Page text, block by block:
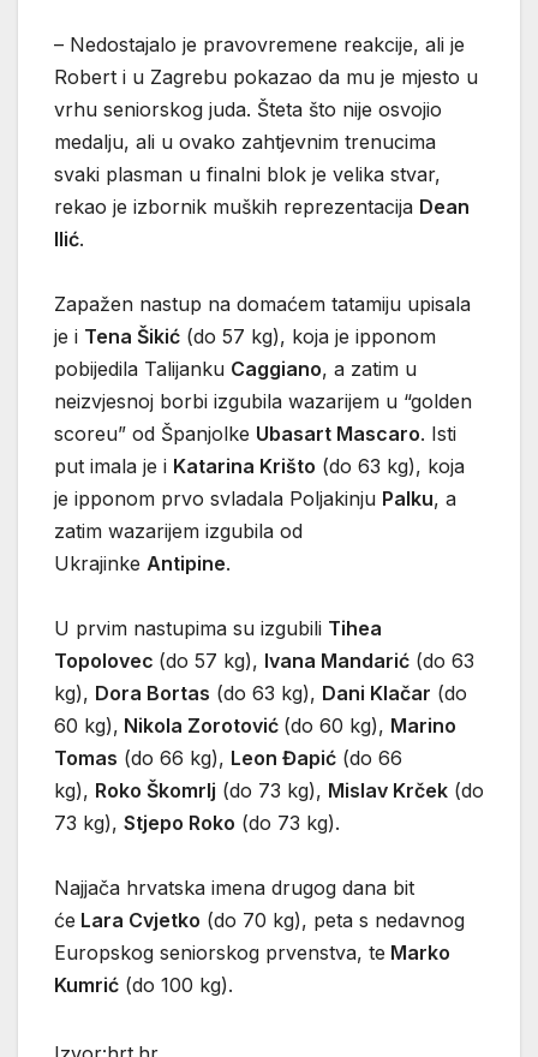
– Nedostajalo je pravovremene reakcije, ali je
Robert i u Zagrebu pokazao da mu je mjesto u
vrhu seniorskog juda. Šteta što nije osvojio
medalju, ali u ovako zahtjevnim trenucima
svaki plasman u finalni blok je velika stvar,
rekao je izbornik muških reprezentacija Dean
Ilić.
Zapažen nastup na domaćem tatamiju upisala
je i Tena Šikić (do 57 kg), koja je ipponom
pobijedila Talijanku Caggiano, a zatim u
neizvjesnoj borbi izgubila wazarijem u “golden
scoreu” od Španjolke Ubasart Mascaro. Isti
put imala je i Katarina Krišto (do 63 kg), koja
je ipponom prvo svladala Poljakinju Palku, a
zatim wazarijem izgubila od
Ukrajinke Antipine.
U prvim nastupima su izgubili Tihea
Topolovec (do 57 kg), Ivana Mandarić (do 63
kg), Dora Bortas (do 63 kg), Dani Klačar (do
60 kg), Nikola Zorotović (do 60 kg), Marino
Tomas (do 66 kg), Leon Đapić (do 66
kg), Roko Škomrlj (do 73 kg), Mislav Krček (do
73 kg), Stjepo Roko (do 73 kg).
Najjača hrvatska imena drugog dana bit
će Lara Cvjetko (do 70 kg), peta s nedavnog
Europskog seniorskog prvenstva, te Marko
Kumrić (do 100 kg).